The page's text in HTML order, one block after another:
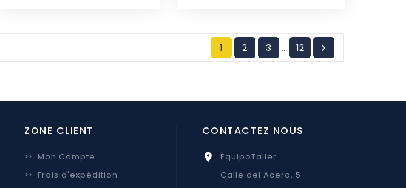
1 2 3 … 12 
ZONE CLIENT
>> Mon Compte
>> Frais d'expédition
CONTACTEZ NOUS

EquipoTaller
Calle del Acero, 5